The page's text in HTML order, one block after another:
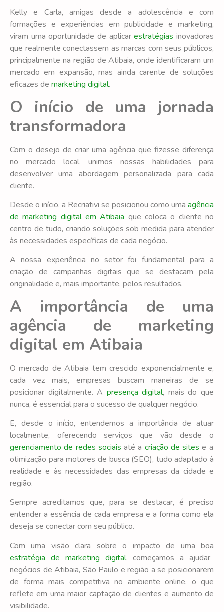
Kelly e Carla, amigas desde a adolescência e com
formações e experiências em publicidade e marketing,
viram uma oportunidade de aplicar estratégias inovadoras
que realmente conectassem as marcas com seus públicos,
principalmente na região de Atibaia, onde identificaram um
mercado em expansão, mas ainda carente de soluções
eficazes de marketing digital.
O início de uma jornada
transformadora
Com o desejo de criar uma agência que fizesse diferença
no mercado local, unimos nossas habilidades para
desenvolver uma abordagem personalizada para cada
cliente.
Desde o início, a Recriativi se posicionou como uma agência
de marketing digital em Atibaia que coloca o cliente no
centro de tudo, criando soluções sob medida para atender
às necessidades específicas de cada negócio.
A nossa experiência no setor foi fundamental para a
criação de campanhas digitais que se destacam pela
originalidade e, mais importante, pelos resultados.
A importância de uma
agência de marketing
digital em Atibaia
O mercado de Atibaia tem crescido exponencialmente e,
cada vez mais, empresas buscam maneiras de se
posicionar digitalmente. A presença digital, mais do que
nunca, é essencial para o sucesso de qualquer negócio.
E, desde o início, entendemos a importância de atuar
localmente, oferecendo serviços que vão desde o
gerenciamento de redes sociais até a criação de sites e a
otimização para motores de busca (SEO), tudo adaptado à
realidade e às necessidades das empresas da cidade e
região.
Sempre acreditamos que, para se destacar, é preciso
entender a essência de cada empresa e a forma como ela
deseja se conectar com seu público.
Com uma visão clara sobre o impacto de uma boa
estratégia de marketing digital, começamos a ajudar
negócios de Atibaia, São Paulo e região a se posicionarem
de forma mais competitiva no ambiente online, o que
reflete em uma maior captação de clientes e aumento de
visibilidade.